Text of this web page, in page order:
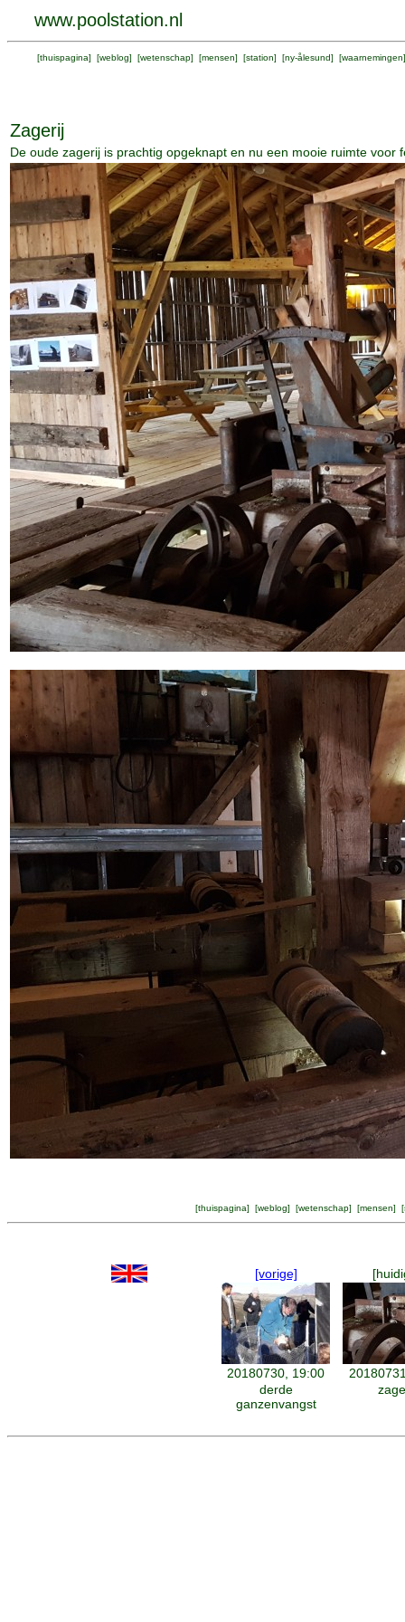
www.poolstation.nl
[thuispagina] [weblog] [wetenschap] [mensen] [station] [ny-ålesund] [waarnemingen
Zagerij
De oude zagerij is prachtig opgeknapt en nu een mooie ruimte voor
[thuispagina] [weblog] [wetenschap] [mensen] [
[vorige]
20180730, 19:00
derde
ganzenvangst